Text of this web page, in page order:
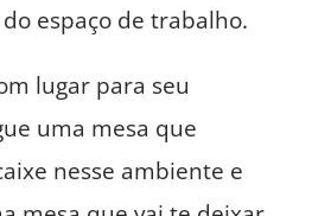
espaço de trabalho.
lugar para seu
uma mesa que
nesse ambiente e